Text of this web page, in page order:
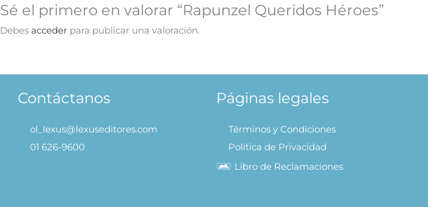
Sé el primero en valorar “Rapunzel Queridos Héroes”
Debes acceder para publicar una valoración.
Contáctanos
ol_lexus@lexuseditores.com
01 626-9600
Páginas legales
Términos y Condiciones
Política de Privacidad
Libro de Reclamaciones